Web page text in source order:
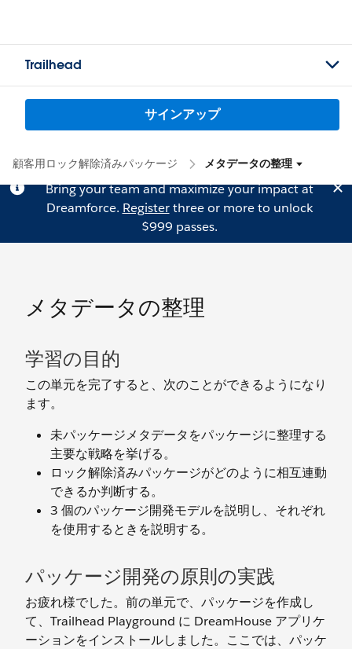
Trailhead
サインアップ
顧客用ロック解除済みパッケージ メタデータの整理
Bring your team and maximize your impact at
Dreamforce. Registerthree or more to unlock
$999 passes.
メタデータの整理
学習の目的
この単元を完了すると、次のことができるようになり
ます。
未パッケージメタデータをパッケージに整理する
主要な戦略を挙げる。
ロック解除済みパッケージがどのように相互連動
できるか判断する。
3 個のパッケージ開発モデルを説明し、それぞれ
を使用するときを説明する。
パッケージ開発の原則の実践
お疲れ様でした。前の単元で、パッケージを作成し
て、Trailhead Playground に DreamHouse アプリケ
ーションをインストールしました。ここでは、パッケ